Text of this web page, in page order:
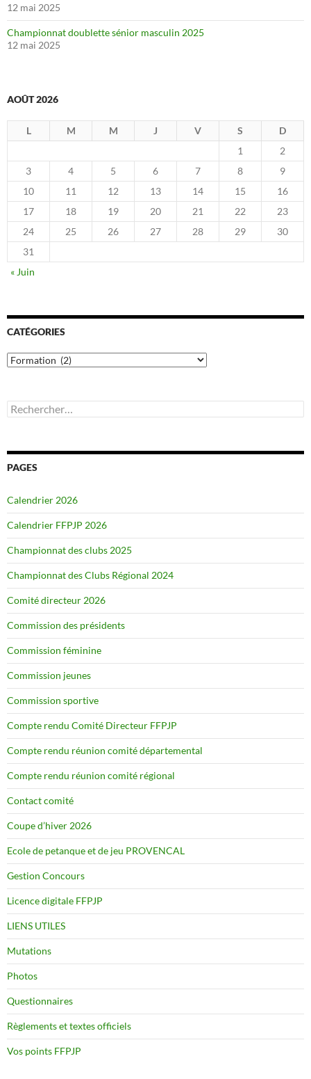
12 mai 2025
Championnat doublette sénior masculin 2025
12 mai 2025
AOÛT 2026
L M M J V S
D
1
2
3
4 5 6 7 8
9
10
11 12 13 14 15
16
17
18 19 20 21 22
23
24
25 26 27 28 29
30
31
« Juin
CATÉGORIES
Catégories
Rechercher :
PAGES
Calendrier 2026
Calendrier FFPJP 2026
Championnat des clubs 2025
Championnat des Clubs Régional 2024
Comité directeur 2026
Commission des présidents
Commission féminine
Commission jeunes
Commission sportive
Compte rendu Comité Directeur FFPJP
Compte rendu réunion comité départemental
Compte rendu réunion comité régional
Contact comité
Coupe d’hiver 2026
Ecole de petanque et de jeu PROVENCAL
Gestion Concours
Licence digitale FFPJP
LIENS UTILES
Mutations
Photos
Questionnaires
Règlements et textes officiels
Vos points FFPJP